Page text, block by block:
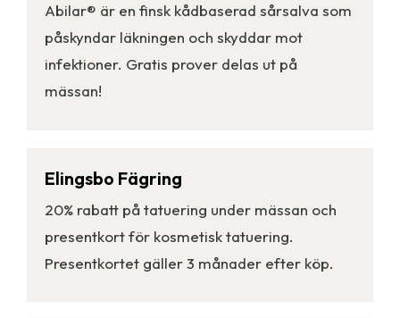
Abilar® är en finsk kådbaserad sårsalva som
påskyndar läkningen och skyddar mot
infektioner. Gratis prover delas ut på
mässan!
Elingsbo Fägring
20% rabatt på tatuering under mässan och
presentkort för kosmetisk tatuering.
Presentkortet gäller 3 månader efter köp.